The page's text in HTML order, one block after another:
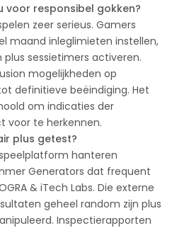
voor responsibel gokken?
zeer serieus. Gamers
maand inleglimieten instellen,
sessietimers activeren.
mogelijkheden op
definitieve beëindiging. Het
om indicaties der
voor te herkennen.
plus getest?
hanteren
Generators dat frequent
& iTech Labs. Die externe
geheel random zijn plus
Inspectierapporten